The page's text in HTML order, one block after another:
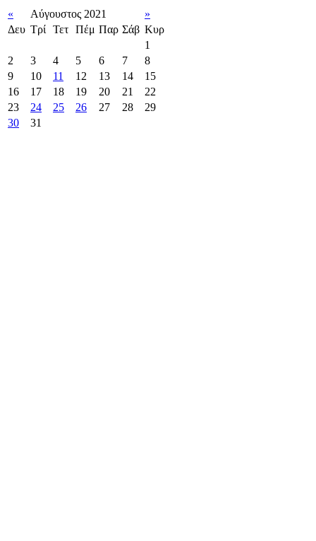
« Αύγουστος 2021
»
Δευ Τρί Τετ Πέμ Παρ Σάβ Κυρ
1
2
3 4 5 6 7
8
9
10 11 12 13 14
15
16
17 18 19 20 21
22
23
24 25 26 27 28
29
30
31